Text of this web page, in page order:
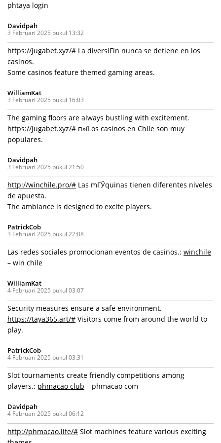
phtaya login
Davidpah
3 Februari 2025 pukul 13:32
https://jugabet.xyz/# La diversiГіn nunca se detiene en los
casinos.
Some casinos feature themed gaming areas.
WilliamKat
3 Februari 2025 pukul 16:03
The gaming floors are always bustling with excitement.
https://jugabet.xyz/# п»їLos casinos en Chile son muy
populares.
Davidpah
3 Februari 2025 pukul 21:50
http://winchile.pro/# Las mГЎquinas tienen diferentes niveles
de apuesta.
The ambiance is designed to excite players.
PatrickCob
3 Februari 2025 pukul 22:08
Las redes sociales promocionan eventos de casinos.: winchile
– win chile
WilliamKat
4 Februari 2025 pukul 03:07
Security measures ensure a safe environment.
https://taya365.art/# Visitors come from around the world to
play.
PatrickCob
4 Februari 2025 pukul 03:31
Slot tournaments create friendly competitions among
players.: phmacao club – phmacao com
Davidpah
4 Februari 2025 pukul 06:12
http://phmacao.life/# Slot machines feature various exciting